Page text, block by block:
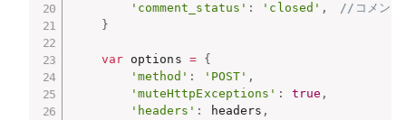
'comment_status' : 'closed' ,
//コメント
}
var options =
{
'method' : 'POST' ,
'muteHttpExceptions' : true ,
'headers' : headers ,